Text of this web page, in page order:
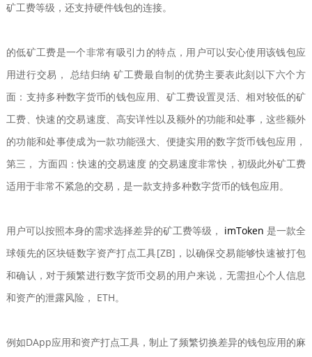
矿工费等级，还支持硬件钱包的连接。
的低矿工费是一个非常有吸引力的特点，用户可以安心使用该钱包应
用进行交易， 总结归纳 矿工费最自制的优势主要表此刻以下六个方
面：支持多种数字货币的钱包应用、矿工费设置灵活、相对较低的矿
工费、快速的交易速度、高安详性以及额外的功能和处事，这些额外
的功能和处事使成为一款功能强大、便捷实用的数字货币钱包应用，
第三， 方面四：快速的交易速度 的交易速度非常快，初级此外矿工费
适用于非常不紧急的交易，是一款支持多种数字货币的钱包应用。
用户可以按照本身的需求选择差异的矿工费等级， imToken 是一款全
球领先的区块链数字资产打点工具[ZB]，以确保交易能够快速被打包
和确认，对于频繁进行数字货币交易的用户来说，无需担心个人信息
和资产的泄露风险， ETH。
例如DApp应用和资产打点工具，制止了频繁切换差异的钱包应用的麻